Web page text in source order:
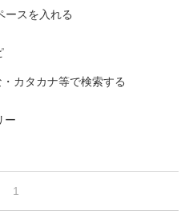
ースを入れる
カタカナ等で検索する
ー
1